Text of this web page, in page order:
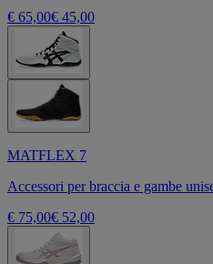
€ 65,00€ 45,00
MATFLEX 7
Accessori per braccia e gambe
€ 75,00€ 52,00